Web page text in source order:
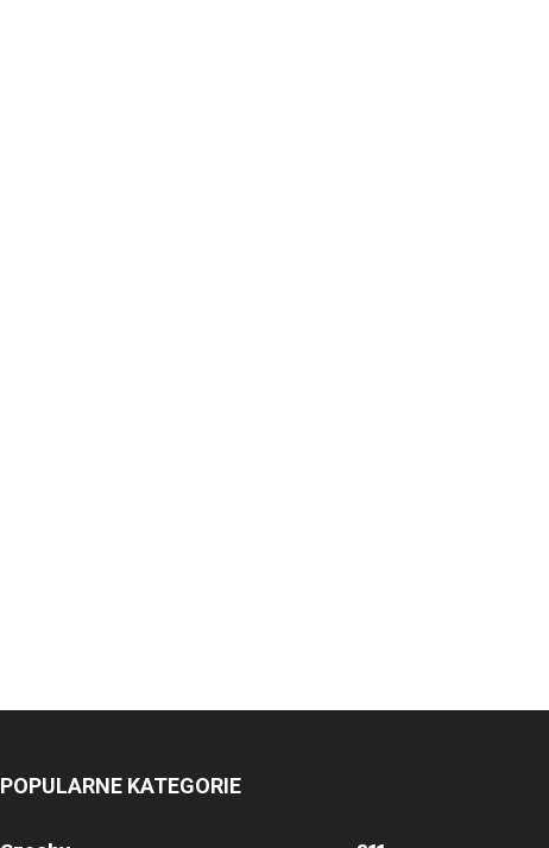
POPULARNE KATEGORIE